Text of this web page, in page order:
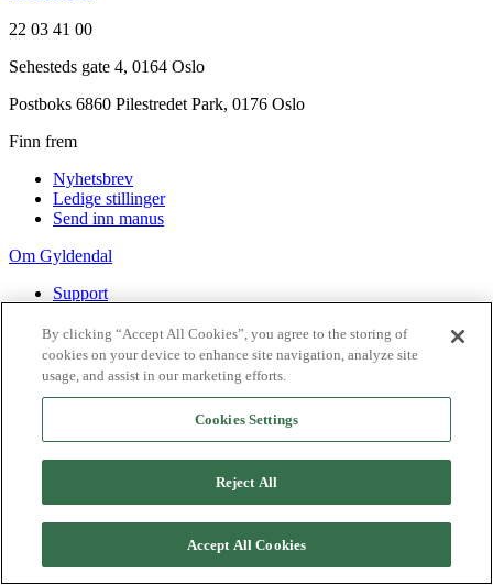
22 03 41 00
Sehesteds gate 4, 0164 Oslo
Postboks 6860 Pilestredet Park, 0176 Oslo
Finn frem
Nyhetsbrev
Ledige stillinger
Send inn manus
Om Gyldendal
Support
Agency
2026Gyldendal
Personvernerklæringer
Informasjonskapsler
By clicking “Accept All Cookies”, you agree to the storing of
cookies on your device to enhance site navigation, analyze site
usage, and assist in our marketing efforts.
Cookies Settings
Reject All
Accept All Cookies